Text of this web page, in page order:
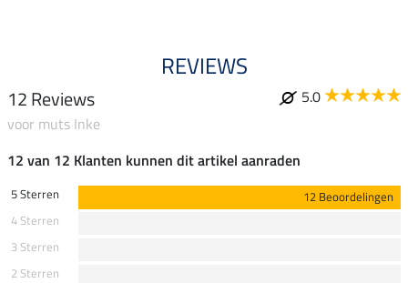
REVIEWS
12 Reviews
5.0
voor muts Inke
12 van 12 Klanten kunnen dit artikel aanraden
5 Sterren
12 Beoordelingen
4 Sterren
3 Sterren
2 Sterren